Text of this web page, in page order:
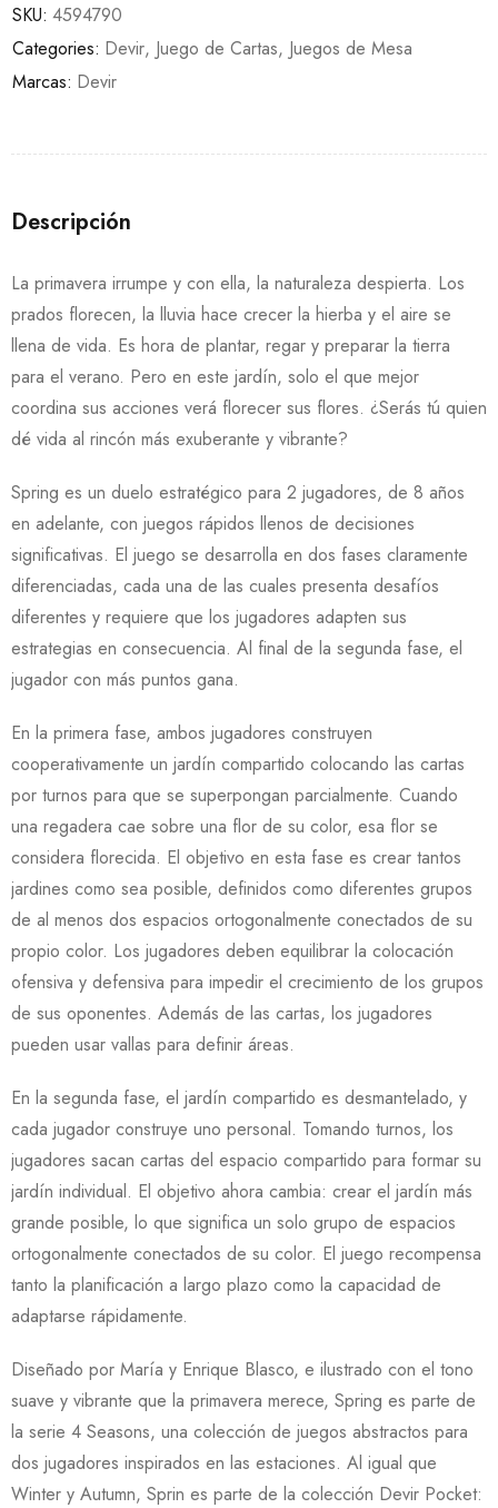
SKU: 4594790
Categories: Devir, Juego de Cartas, Juegos de Mesa
Marcas: Devir
Descripción
La primavera irrumpe y con ella, la naturaleza despierta. Los
prados florecen, la lluvia hace crecer la hierba y el aire se
llena de vida. Es hora de plantar, regar y preparar la tierra
para el verano. Pero en este jardín, solo el que mejor
coordina sus acciones verá florecer sus flores. ¿Serás tú quien
dé vida al rincón más exuberante y vibrante?
Spring es un duelo estratégico para 2 jugadores, de 8 años
en adelante, con juegos rápidos llenos de decisiones
significativas. El juego se desarrolla en dos fases claramente
diferenciadas, cada una de las cuales presenta desafíos
diferentes y requiere que los jugadores adapten sus
estrategias en consecuencia. Al final de la segunda fase, el
jugador con más puntos gana.
En la primera fase, ambos jugadores construyen
cooperativamente un jardín compartido colocando las cartas
por turnos para que se superpongan parcialmente. Cuando
una regadera cae sobre una flor de su color, esa flor se
considera florecida. El objetivo en esta fase es crear tantos
jardines como sea posible, definidos como diferentes grupos
de al menos dos espacios ortogonalmente conectados de su
propio color. Los jugadores deben equilibrar la colocación
ofensiva y defensiva para impedir el crecimiento de los grupos
de sus oponentes. Además de las cartas, los jugadores
pueden usar vallas para definir áreas.
En la segunda fase, el jardín compartido es desmantelado, y
cada jugador construye uno personal. Tomando turnos, los
jugadores sacan cartas del espacio compartido para formar su
jardín individual. El objetivo ahora cambia: crear el jardín más
grande posible, lo que significa un solo grupo de espacios
ortogonalmente conectados de su color. El juego recompensa
tanto la planificación a largo plazo como la capacidad de
adaptarse rápidamente.
Diseñado por María y Enrique Blasco, e ilustrado con el tono
suave y vibrante que la primavera merece, Spring es parte de
la serie 4 Seasons, una colección de juegos abstractos para
dos jugadores inspirados en las estaciones. Al igual que
Winter y Autumn, Sprin es parte de la colección Devir Pocket: